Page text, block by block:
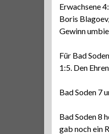
Erwachsene
Boris
Gewinn
Für Bad
1:5. Den
Bad Soden 7
Bad Soden 8
gab noch ein